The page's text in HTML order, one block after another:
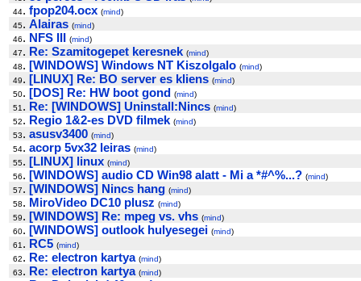
44. fpop204.ocx (mind)
45. Alairas (mind)
46. NFS III (mind)
47. Re: Szamitogepet keresnek (mind)
48. [WINDOWS] Windows NT Kiszolgalo (mind)
49. [LINUX] Re: BO server es kliens (mind)
50. [DOS] Re: HW boot gond (mind)
51 . Re: [WINDOWS] Uninstall:Nincs (mind)
52. Regio 1&2-es DVD filmek (mind)
53. asusv3400 (mind)
54. acorp 5vx32 leiras (mind)
55. [LINUX] linux (mind)
56. [WINDOWS] audio CD Win98 alatt - Mi a *#^%...? (mind)
57. [WINDOWS] Nincs hang (mind)
58. MiroVideo DC10 plusz (mind)
59. [WINDOWS] Re: mpeg vs. vhs (mind)
60. [WINDOWS] outlook hulyesegei (mind)
61 . RC5 (mind)
62. Re: electron kartya (mind)
63. Re: electron kartya (mind)